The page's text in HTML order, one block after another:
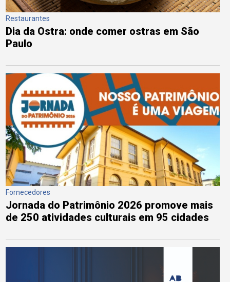
Restaurantes
Dia da Ostra: onde comer ostras em São
Paulo
Fornecedores
Jornada do Patrimônio 2026 promove mais
de 250 atividades culturais em 95 cidades